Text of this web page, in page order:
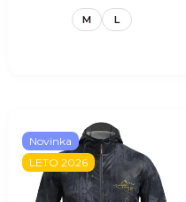
M L
Novinka
LETO 2026